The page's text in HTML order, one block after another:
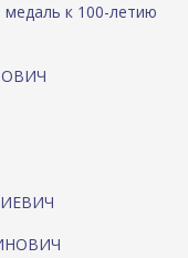
медаль к 100-летию